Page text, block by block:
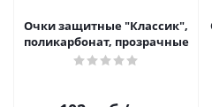
Очки защитные "Классик",
поликарбонат, прозрачные